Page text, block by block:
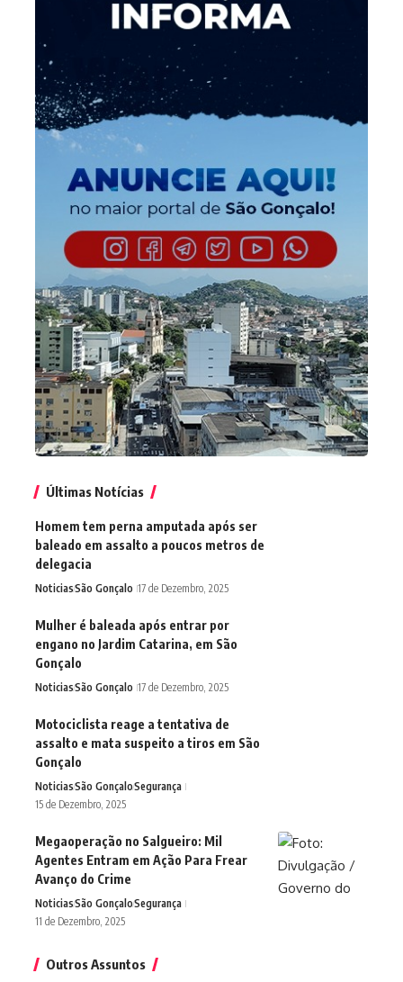
Últimas Notícias
Homem tem perna amputada após ser
baleado em assalto a poucos metros de
delegacia
NoticiasSão Gonçalo 17 de Dezembro, 2025
Mulher é baleada após entrar por
engano no Jardim Catarina, em São
Gonçalo
NoticiasSão Gonçalo 17 de Dezembro, 2025
Motociclista reage a tentativa de
assalto e mata suspeito a tiros em São
Gonçalo
NoticiasSão GonçaloSegurança
15 de Dezembro, 2025
Megaoperação no Salgueiro: Mil
Agentes Entram em Ação Para Frear
Avanço do Crime
NoticiasSão GonçaloSegurança
11 de Dezembro, 2025
Outros Assuntos